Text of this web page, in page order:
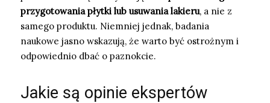
przygotowania płytki lub usuwania lakieru, a nie z
samego produktu. Niemniej jednak, badania
naukowe jasno wskazują, że warto być ostrożnym i
odpowiednio dbać o paznokcie.
Jakie są opinie ekspertów